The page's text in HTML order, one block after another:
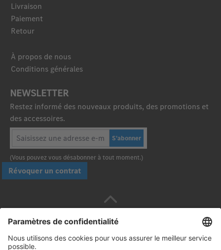
Livraison
Paiement
Retour
À propos de nous
Conditions générales
NEWSLETTER
Restez informé des nouveaux produits, des promotions et
des accessoires.
S'abonner
(Vous pouvez vous désabonner à tout moment.)
Révoquer un contrat
Payez en toute sécurité avec :